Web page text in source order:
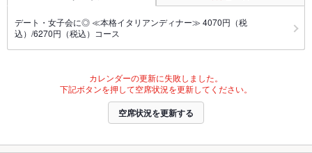
デート・女子会に◎ ≪本格イタリアンディナー≫ 4070円（税
込）/6270円（税込）コース
カレンダーの更新に失敗しました。
下記ボタンを押して空席状況を更新してください。
空席状況を更新する